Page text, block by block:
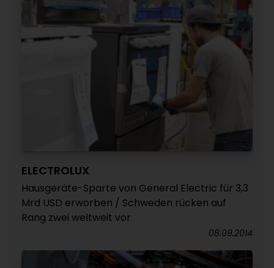
ELECTROLUX
Hausgeräte-Sparte von General Electric für 3,3
Mrd USD erworben / Schweden rücken auf
Rang zwei weltweit vor
08.09.2014